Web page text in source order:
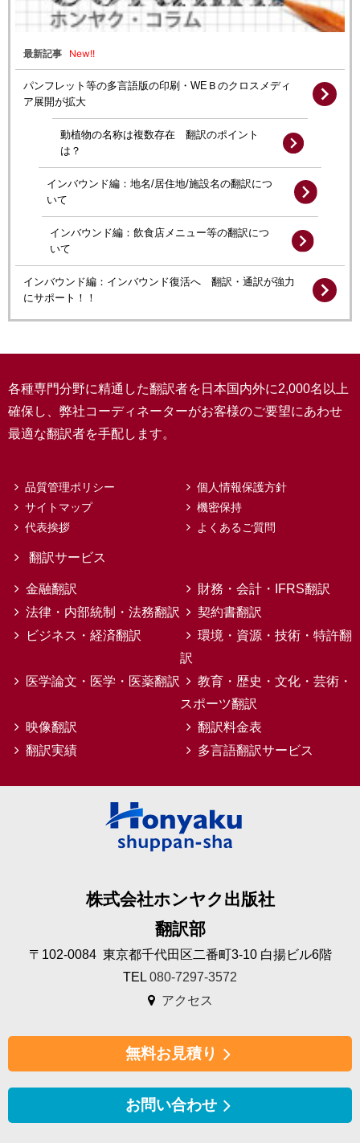
最新記事 New!!
パンフレット等の多言語版の印刷・WEＢのクロスメディ
ア展開が拡大
動植物の名称は複数存在 翻訳のポイント
は？
インバウンド編：地名/居住地/施設名の翻訳につ
いて
インバウンド編：飲食店メニュー等の翻訳につ
いて
インバウンド編：インバウンド復活へ 翻訳・通訳が強力
にサポート！！
各種専門分野に精通した翻訳者を日本国内外に2,000名以上
確保し、弊社コーディネーターがお客様のご要望にあわせ
最適な翻訳者を手配します。
品質管理ポリシー
サイトマップ
代表挨拶
個人情報保護方針
機密保持
よくあるご質問
翻訳サービス
金融翻訳
財務・会計・IFRS翻訳
法律・内部統制・法務翻訳
契約書翻訳
ビジネス・経済翻訳
環境・資源・技術・特許翻
訳
医学論文・医学・医薬翻訳
教育・歴史・文化・芸術・
スポーツ翻訳
映像翻訳
翻訳料金表
翻訳実績
多言語翻訳サービス
株式会社ホンヤク出版社
翻訳部
〒102-0084 東京都千代田区二番町3-10 白揚ビル6階
TEL 080-7297-3572
アクセス
無料お見積り
お問い合わせ